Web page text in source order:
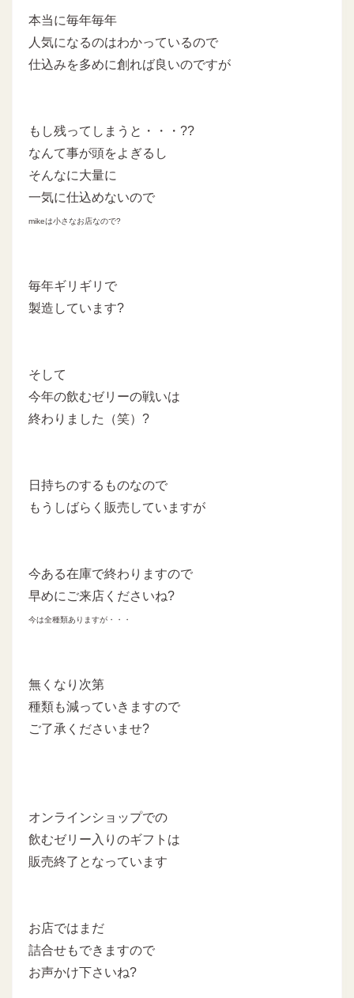
本当に毎年毎年
人気になるのはわかっているので
仕込みを多めに創れば良いのですが
もし残ってしまうと・・・??
なんて事が頭をよぎるし
そんなに大量に
一気に仕込めないので
mikeは小さなお店なので?
毎年ギリギリで
製造しています?
そして
今年の飲むゼリーの戦いは
終わりました（笑）?
日持ちのするものなので
もうしばらく販売していますが
今ある在庫で終わりますので
早めにご来店くださいね?
今は全種類ありますが・・・
無くなり次第
種類も減っていきますので
ご了承くださいませ?
オンラインショップでの
飲むゼリー入りのギフトは
販売終了となっています
お店ではまだ
詰合せもできますので
お声かけ下さいね?